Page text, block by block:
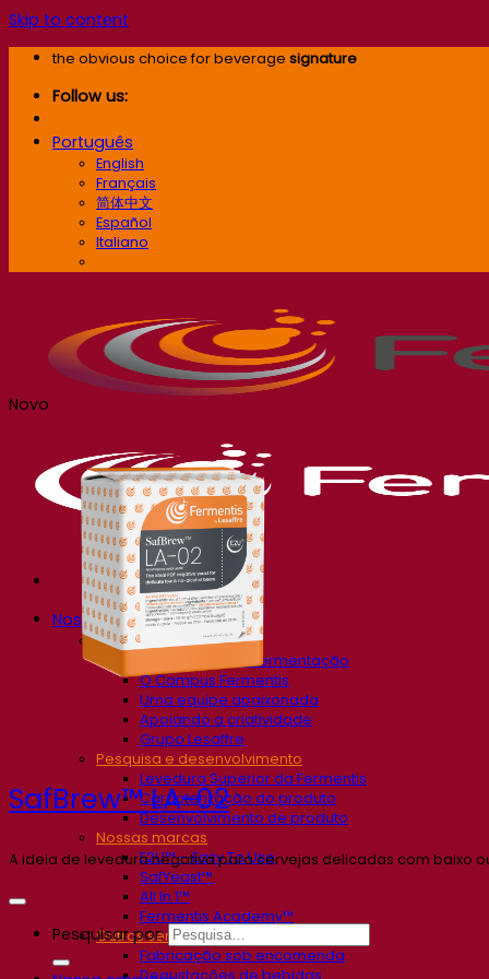
Skip to content
the obvious choice for beverage signature
Follow us:
Português
English
Français
简体中文
Español
Italiano
Nossa empresa
Sobre nós
Especialista em fermentação
O Campus Fermentis
Uma equipe apaixonada
Apoiando a criatividade
Grupo Lesaffre
Pesquisa e desenvolvimento
Levedura Superior da Fermentis
Caracterização do produto
Desenvolvimento de produto
Nossas marcas
E2U™ – Easy To Use
SafYeast™
All In 1™
Fermentis Academy™
Outros serviços
Fabricação sob encomenda
Novo
SafBrew™ LA-02
A ideia de levedura negativa para cervejas delicadas com baixo
Pesquisar por: